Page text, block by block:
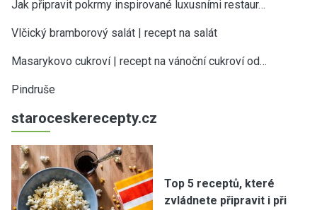
Jak připravit pokrmy inspirované luxusními restaur…
Vlčický bramborový salát | recept na salát
Masarykovo cukroví | recept na vánoční cukroví od…
Pindruše
staroceskerecepty.cz
Top 5 receptů, které
zvládnete připravit i při